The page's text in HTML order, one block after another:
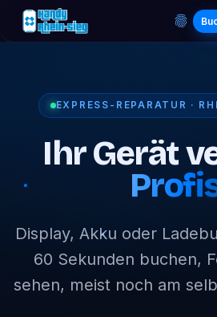
EXPRESS-REPARATUR ·
Ihr Gerät
Display, Akku oder
60 Sekunden buchen,
sehen, meist noch am